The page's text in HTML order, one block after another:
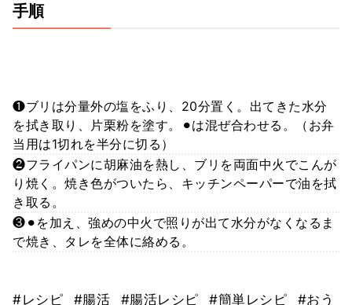
手順
❶ブリは分量外の塩をふり、20分置く。出てきた水分
を拭き取り、片栗粉を塗す。⚫︎は混ぜ合わせる。（お弁
当用は1切れを半分に切る）
❷フライパンに胡麻油を熱し、ブリを両面中火でこんが
り焼く。焼き色がついたら、キッチンペーパーで油を拭
き取る。
❸⚫︎を加え、強めの中火で照りが出て水分がなくなるま
で焼き、タレを全体に絡める。
#レシピ #腸活 #腸活レシピ #簡単レシピ
#おう